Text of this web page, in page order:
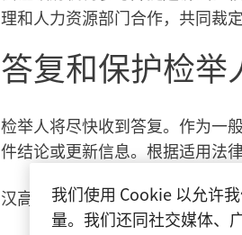
理和人力资源部门合作，共同裁
答复和保护检举
检举人将尽快收到答复。作为一
件结论或更新信息。根据适用法
汉高不会容忍任何类型的报复
我们使用 Cookie 以允许
量。我们还同社交媒体、